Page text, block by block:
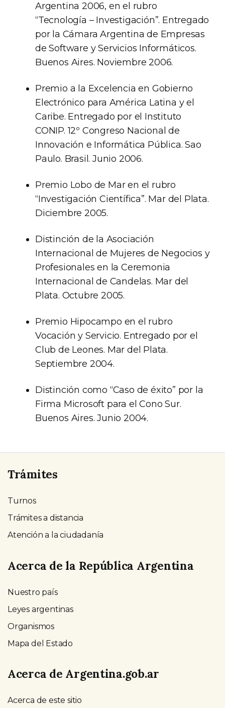
Argentina 2006, en el rubro
“Tecnología – Investigación”. Entregado
por la Cámara Argentina de Empresas
de Software y Servicios Informáticos.
Buenos Aires. Noviembre 2006.
Premio a la Excelencia en Gobierno
Electrónico para América Latina y el
Caribe. Entregado por el Instituto
CONIP. 12º Congreso Nacional de
Innovación e Informática Pública. Sao
Paulo. Brasil. Junio 2006.
Premio Lobo de Mar en el rubro
“Investigación Científica”. Mar del Plata.
Diciembre 2005.
Distinción de la Asociación
Internacional de Mujeres de Negocios y
Profesionales en la Ceremonia
Internacional de Candelas. Mar del
Plata. Octubre 2005.
Premio Hipocampo en el rubro
Vocación y Servicio. Entregado por el
Club de Leones. Mar del Plata.
Septiembre 2004.
Distinción como “Caso de éxito” por la
Firma Microsoft para el Cono Sur.
Buenos Aires. Junio 2004.
Trámites
Turnos
Trámites a distancia
Atención a la ciudadanía
Acerca de la República Argentina
Nuestro país
Leyes argentinas
Organismos
Mapa del Estado
Acerca de Argentina.gob.ar
Acerca de este sitio